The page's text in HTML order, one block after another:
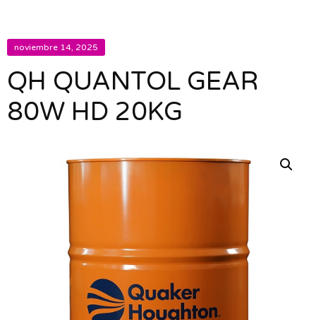
noviembre 14, 2025
QH QUANTOL GEAR
80W HD 20KG